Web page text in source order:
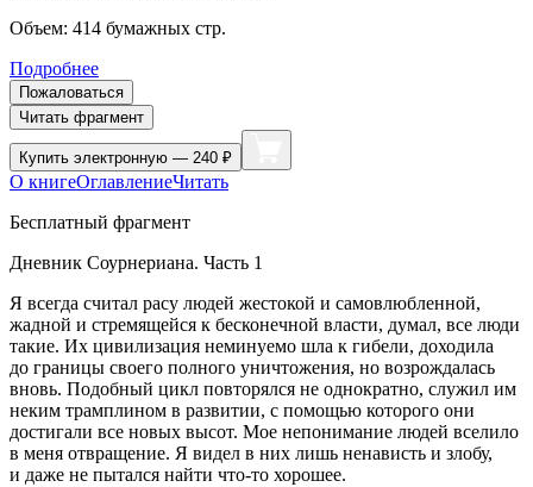
Объем: 414 бумажных стр.
Подробнее
Пожаловаться
Читать фрагмент
Купить электронную — 240 ₽
О книгеОглавлениеЧитать
Бесплатный фрагмент
Дневник Соурнериана. Часть 1
Я всегда считал расу людей жестокой и самовлюбленной,
жадной и стремящейся к бесконечной власти, думал, все люди
такие. Их цивилизация неминуемо шла к гибели, доходила
до границы своего полного уничтожения, но возрождалась
вновь. Подобный цикл повторялся не однократно, служил им
неким трамплином в развитии, с помощью которого они
достигали все новых высот. Мое непонимание людей вселило
в меня отвращение. Я видел в них лишь ненависть и злобу,
и даже не пытался найти что-то хорошее.